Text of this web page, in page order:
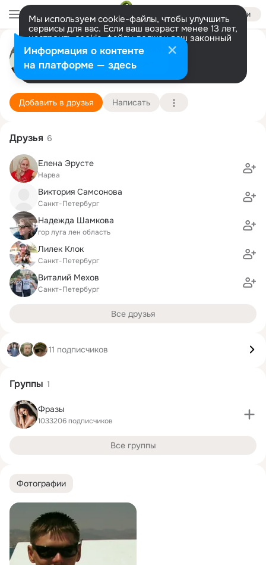
Войти
Мы используем cookie-файлы, чтобы улучшить
сервисы для вас. Если ваш возраст менее 13 лет,
настроить cookie-файлы должен ваш законный
представитель. Больше информации
Разрешить все Настроить
Сергей Самсонов
СПб.
15 ноября (47 лет)
Юкковская школа-интернатПодробнее
Добавить в друзья Написать
Фотографии
Друзья 6
Елена Эрусте
Нарва
Виктория Самсонова
Санкт-Петербург
Надежда Шамкова
гор луга лен область
Лилек Клок
Санкт-Петербург
Виталий Мехов
Санкт-Петербург
Все друзья
11 подписчиков
Группы 1
Фразы
1033206 подписчиков
Все группы
Информация о контенте
на платформе — здесь